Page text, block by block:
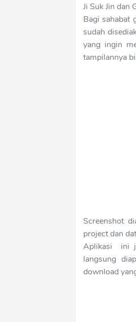
Ji Suk Jin dan
Bagi sahabat
sudah
yang ingin
tampilannya
Screenshot
project dan
Aplikasi ini
langsung
download